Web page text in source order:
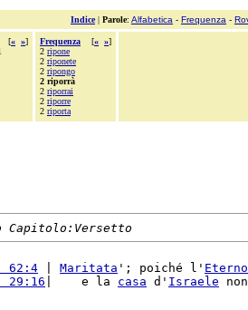
Indice| Parole: Alfabetica - Frequenza -
[« »]
Frequenza [« »]
2 ripone
2 riponete
2 ripongo
2 riporrà
2 riporrai
2 riporre
2 riporta
Capitolo:Versetto
62:4 Maritata '; poiché l' Eterno
29:16 |    e la casa d' Israele